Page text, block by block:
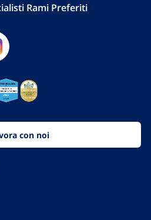
Rami Preferiti
con noi